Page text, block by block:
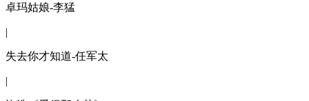
卓玛姑娘-李猛
|
失去你才知道-任军太
|